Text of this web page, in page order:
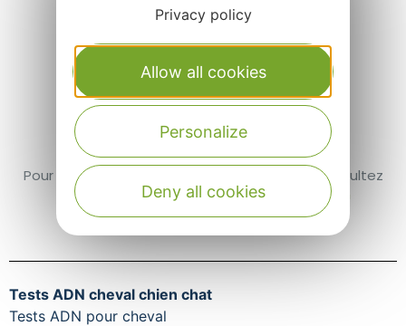
SUIVEZ-NOUS
Pour plus d’informations sur AVEYRON LABO, consultez
notre site internet :www.aveyron-labo.com
Tests ADN cheval chien chat
Tests ADN pour cheval
Privacy policy
Allow all cookies
Personalize
Deny all cookies